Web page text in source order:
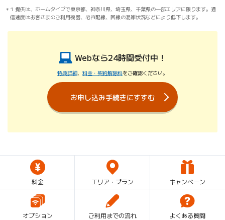
1 提供は、ホームタイプで東京都、神奈川県、埼玉県、千葉県の一部エリアに限ります。通
信速度はお客さまのご利用機器、宅内配線、回線の混雑状況などにより低下します。
料金 エリア・プラン キャンペーン
オプション ご利用までの流れ よくある質問
Webなら24時間受付中！
特典詳細、 料金・契約解除料をご確認ください。
お申し込み手続きにすすむ